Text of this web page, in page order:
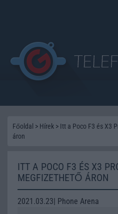
Főoldal > Hírek > Itt a Poco F3 és X3
áron
ITT A POCO F3 ÉS X3
MEGFIZETHETŐ ÁRON
2021.03.23| Phone Arena